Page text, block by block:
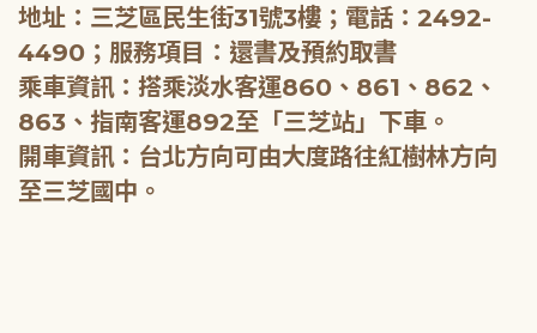
地址：三芝區民生街31號3樓；電話：2492-
4490；服務項目：還書及預約取書
乘車資訊：搭乘淡水客運860、861、862、
863、指南客運892至「三芝站」下車。
開車資訊：台北方向可由大度路往紅樹林方向
至三芝國中。